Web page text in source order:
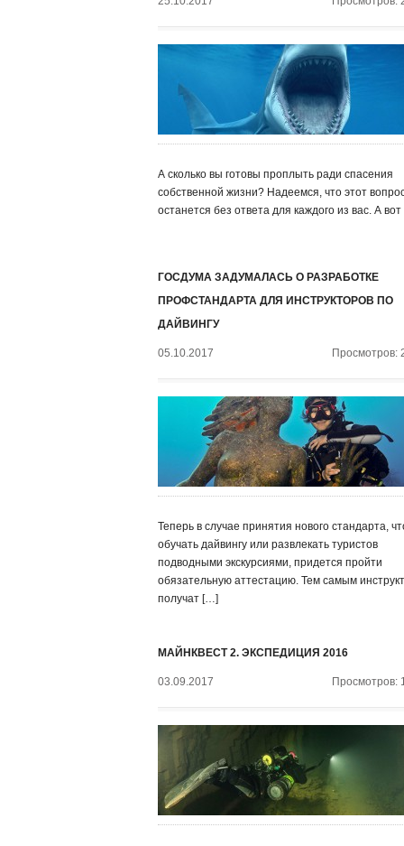
А сколько вы готовы проплыть ради спасения
собственной жизни? Надеемся, что этот
останется без ответа для каждого из вас. А
ГОСДУМА ЗАДУМАЛАСЬ О РАЗРАБОТКЕ
ПРОФСТАНДАРТА ДЛЯ ИНСТРУКТОРОВ ПО
ДАЙВИНГУ
05.10.2017 Просмотров:
Теперь в случае принятия нового стандарта,
обучать дайвингу или развлекать туристов
подводными экскурсиями, придется пройти
обязательную аттестацию. Тем самым
получат […]
МАЙНКВЕСТ 2. ЭКСПЕДИЦИЯ 2016
03.09.2017 Просмотров: